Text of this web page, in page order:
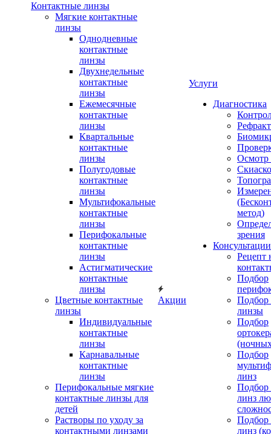
Контактные линзы
Мягкие контактные
линзы
Однодневные
контактные
линзы
Двухнедельные
контактные
линзы
Ежемесячные
контактные
линзы
Квартальные
контактные
линзы
Полугодовые
контактные
линзы
Мультифокальные
контактные
линзы
Перифокальные
контактные
линзы
Астигматические
контактные
линзы
Цветные контактные
линзы
Индивидуальные
контактные
линзы
Карнавальные
контактные
линзы
Перифокальные мягкие
контактные линзы для
детей
Растворы по уходу за
контактными линзами
Акции
Услуги
Диагностика
Осмотр
метод)
зрения
Рецепт
Подбор
Подбор
линзы
Подбор
Подбор
линз
Подбор
линз
Подбор
линз